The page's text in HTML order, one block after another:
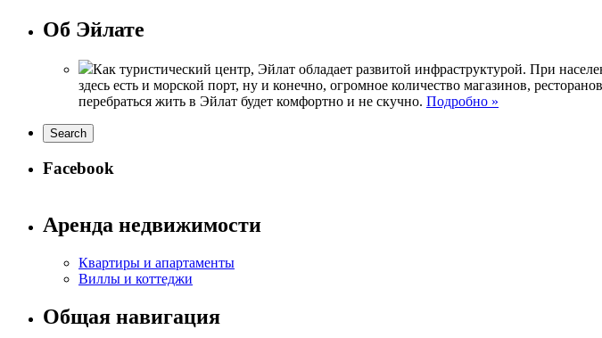
Об Эйлате
Как туристический центр, Эйлат обладает развитой инфраструктурой. При
здесь есть и морской порт, ну и конечно, огромное количество магазинов,
перебраться жить в Эйлат будет комфортно и не скучно. Подробно »
Facebook
Аренда недвижимости
Квартиры и апартаменты
Виллы и коттеджи
Общая навигация